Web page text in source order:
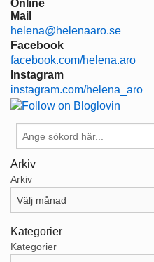
Online
Mail
helena@helenaaro.se
Facebook
facebook.com/helena.aro
Instagram
instagram.com/helena_aro
Arkiv
Arkiv
Kategorier
Kategorier